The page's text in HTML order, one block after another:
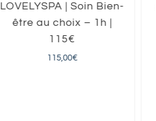
LOVELYSPA | Soin Bien-
être au choix – 1h |
115€
115,00€